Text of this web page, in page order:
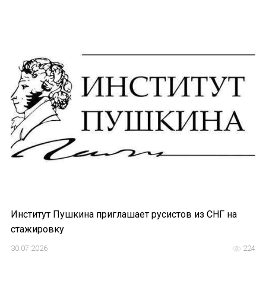
Институт Пушкина приглашает русистов из СНГ на
стажировку
224
30.07.2026
ИМЯ
E-MAIL
E-MAIL